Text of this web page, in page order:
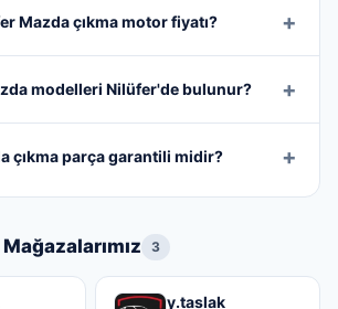
Mazda çıkma motor fiyatı?
modelleri Nilüfer'de bulunur?
çıkma parça garantili midir?
3
y.taslak